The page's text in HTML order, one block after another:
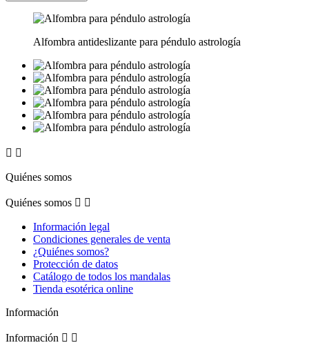
Alfombra antideslizante para péndulo astrología
 
Quiénes somos
Quiénes somos  
Información legal
Condiciones generales de venta
¿Quiénes somos?
Protección de datos
Catálogo de todos los mandalas
Tienda esotérica online
Información
Información  